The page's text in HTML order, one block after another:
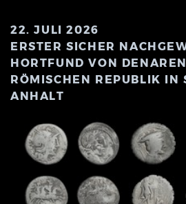
22. JULI 2026
ERSTER SICHER
HORTFUND VON
RÖMISCHEN REPUBLIK IN
ANHALT